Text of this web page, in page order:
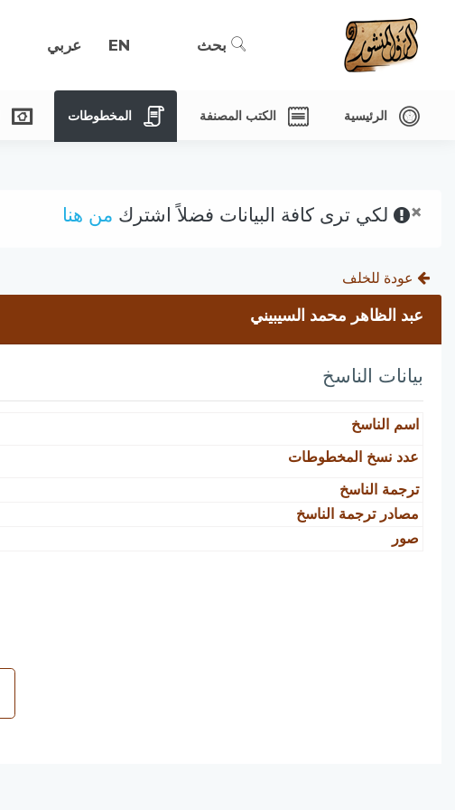
بحث EN عربي
الرئيسية الكتب المصنفة المخطوطات
× لكي ترى كافة البيانات فضلاً اشترك من هنا
عودة للخلف
عبد الظاهر محمد السيبيني
بيانات الناسخ
اسم الناسخ
عدد نسخ المخطوطات
ترجمة الناسخ
مصادر ترجمة الناسخ
صور